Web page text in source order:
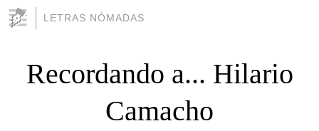
LETRAS NÓMADAS
Recordando a... Hilario
Camacho